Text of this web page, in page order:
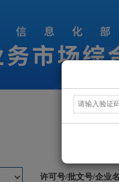
许可号/批文号/企业